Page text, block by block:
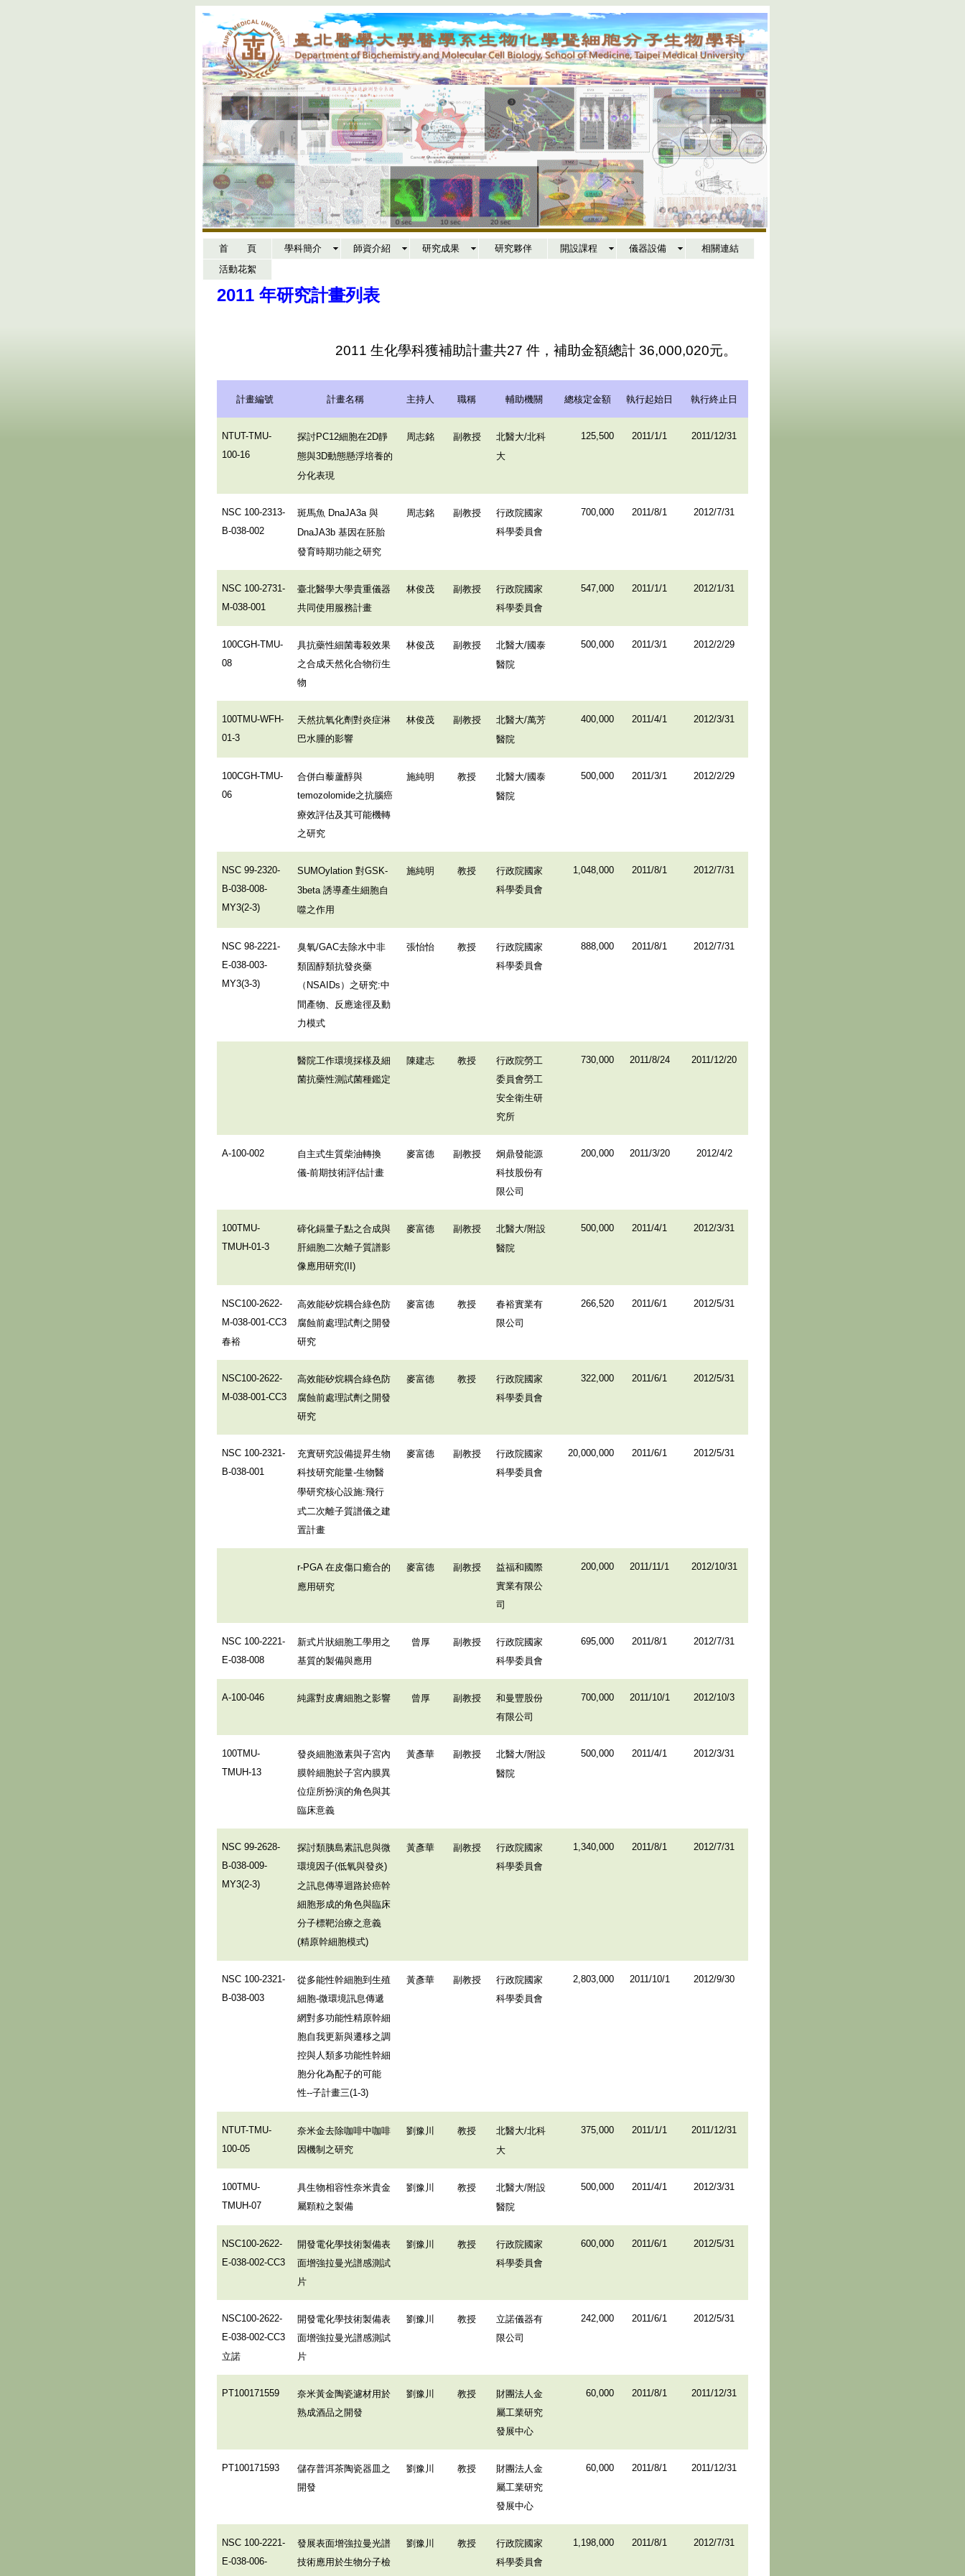
首 頁 學科簡介 師資介紹 研究成果 研究夥伴 開設課程 儀器設備
相關連結
活動花絮
2011 年研究計畫列表
2011 生化學科獲補助計畫共27 件，補助金額總計 36,000,020元。
計畫編號 計畫名稱 主持人 職稱 輔助機關 總核定金額 執行起始日 執行終止日
NTUT-TMU-
100-16
探討PC12細胞在2D靜
態與3D動態懸浮培養的
分化表現
周志銘 副教授 北醫大/北科
大
125,500 2011/1/1 2011/12/31
NSC 100-2313-
B-038-002
斑馬魚 DnaJA3a與
DnaJA3b基因在胚胎
發育時期功能之研究
周志銘 副教授
行政院國家
科學委員會
700,000 2011/8/1 2012/7/31
NSC 100-2731-
M-038-001
臺北醫學大學貴重儀器
共同使用服務計畫
林俊茂 副教授
行政院國家
科學委員會
547,000 2011/1/1 2012/1/31
100CGH-TMU-
08
具抗藥性細菌毒殺效果
之合成天然化合物衍生
物
林俊茂 副教授 北醫大/國泰
醫院
500,000 2011/3/1 2012/2/29
100TMU-WFH-
01-3
天然抗氧化劑對炎症淋
巴水腫的影響
林俊茂 副教授 北醫大/萬芳
醫院
400,000 2011/4/1 2012/3/31
100CGH-TMU-
06
合併白藜蘆醇與
temozolomide之抗腦癌
療效評估及其可能機轉
之研究
施純明 教授 北醫大/國泰
醫院
500,000 2011/3/1 2012/2/29
NSC 99-2320-
B-038-008-
MY3(2-3)
SUMOylation對GSK-
3beta誘導產生細胞自
噬之作用
施純明 教授
行政院國家
科學委員會
1,048,000 2011/8/1 2012/7/31
NSC 98-2221-
E-038-003-
MY3(3-3)
臭氧/GAC去除水中非
類固醇類抗發炎藥
（ NSAIDs ）之研究:中
間產物、反應途徑及動
力模式
張怡怡 教授
行政院國家
科學委員會
888,000 2011/8/1 2012/7/31
醫院工作環境採樣及細
菌抗藥性測試菌種鑑定
陳建志 教授
行政院勞工
委員會勞工
安全衛生研
究所
730,000 2011/8/24 2011/12/20
A-100-002
自主式生質柴油轉換
儀-前期技術評估計畫
麥富德 副教授
炯鼎發能源
科技股份有
限公司
200,000 2011/3/20 2012/4/2
100TMU-
TMUH-01-3
碲化鎘量子點之合成與
肝細胞二次離子質譜影
像應用研究(II)
麥富德 副教授 北醫大/附設
醫院
500,000 2011/4/1 2012/3/31
NSC100-2622-
M-038-001-CC3
春裕
高效能矽烷耦合綠色防
腐蝕前處理試劑之開發
研究
麥富德 教授
春裕實業有
限公司
266,520 2011/6/1 2012/5/31
NSC100-2622-
M-038-001-CC3
高效能矽烷耦合綠色防
腐蝕前處理試劑之開發
研究
麥富德 教授
行政院國家
科學委員會
322,000 2011/6/1 2012/5/31
NSC 100-2321-
B-038-001
充實研究設備提昇生物
科技研究能量-生物醫
學研究核心設施:飛行
式二次離子質譜儀之建
置計畫
麥富德 副教授
行政院國家
科學委員會
20,000,000 2011/6/1 2012/5/31
r-PGA在皮傷口癒合的
應用研究
麥富德 副教授
益福和國際
實業有限公
司
200,000 2011/11/1 2012/10/31
NSC 100-2221-
E-038-008
新式片狀細胞工學用之
基質的製備與應用
曾厚 副教授
行政院國家
科學委員會
695,000 2011/8/1 2012/7/31
A-100-046 純露對皮膚細胞之影響 曾厚 副教授
和曼豐股份
有限公司
700,000 2011/10/1 2012/10/3
100TMU-
TMUH-13
發炎細胞激素與子宮內
膜幹細胞於子宮內膜異
位症所扮演的角色與其
臨床意義
黃彥華 副教授 北醫大/附設
醫院
500,000 2011/4/1 2012/3/31
NSC 99-2628-
B-038-009-
MY3(2-3)
探討類胰島素訊息與微
環境因子(低氧與發炎)
之訊息傳導迴路於癌幹
細胞形成的角色與臨床
分子標靶治療之意義
(精原幹細胞模式)
黃彥華 副教授
行政院國家
科學委員會
1,340,000 2011/8/1 2012/7/31
NSC 100-2321-
B-038-003
從多能性幹細胞到生殖
細胞-微環境訊息傳遞
網對多功能性精原幹細
胞自我更新與遷移之調
控與人類多功能性幹細
胞分化為配子的可能
性--子計畫三(1-3)
黃彥華 副教授
行政院國家
科學委員會
2,803,000 2011/10/1 2012/9/30
NTUT-TMU-
100-05
奈米金去除咖啡中咖啡
因機制之研究
劉豫川 教授 北醫大/北科
大
375,000 2011/1/1 2011/12/31
100TMU-
TMUH-07
具生物相容性奈米貴金
屬顆粒之製備
劉豫川 教授 北醫大/附設
醫院
500,000 2011/4/1 2012/3/31
NSC100-2622-
E-038-002-CC3
開發電化學技術製備表
面增強拉曼光譜感測試
片
劉豫川 教授
行政院國家
科學委員會
600,000 2011/6/1 2012/5/31
NSC100-2622-
E-038-002-CC3
立諾
開發電化學技術製備表
面增強拉曼光譜感測試
片
劉豫川 教授
立諾儀器有
限公司
242,000 2011/6/1 2012/5/31
PT100171559
奈米黃金陶瓷濾材用於
熟成酒品之開發
劉豫川 教授
財團法人金
屬工業研究
發展中心
60,000 2011/8/1 2011/12/31
PT100171593
儲存普洱茶陶瓷器皿之
開發
劉豫川 教授
財團法人金
屬工業研究
發展中心
60,000 2011/8/1 2011/12/31
NSC 100-2221-
E-038-006-
發展表面增強拉曼光譜
技術應用於生物分子檢
劉豫川 教授
行政院國家
科學委員會
1,198,000 2011/8/1 2012/7/31